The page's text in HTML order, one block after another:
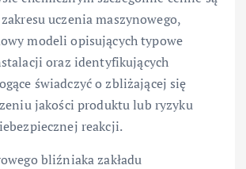
uczenia maszynowego,
modeli opisujących typowe
oraz identyfikujących
świadczyć o zbliżającej się
jakości produktu lub ryzyku
reakcji.
bliźniaka zakładu